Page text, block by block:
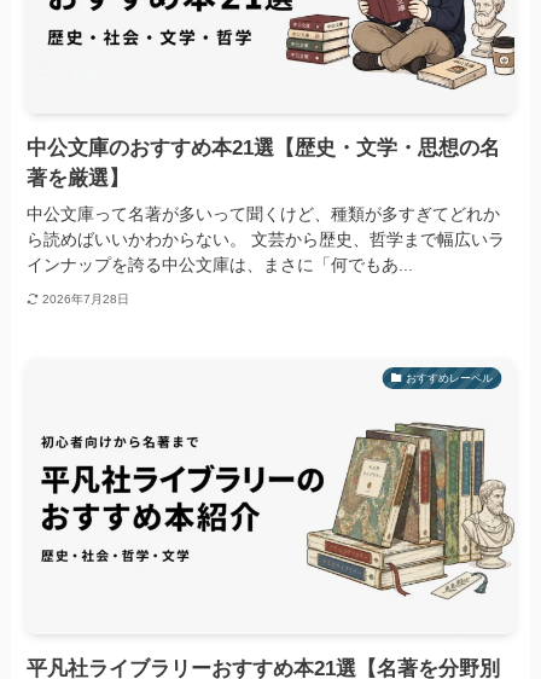
中公文庫のおすすめ本21選【歴史・文学・思想の名
著を厳選】
中公文庫って名著が多いって聞くけど、種類が多すぎてどれか
ら読めばいいかわからない。 文芸から歴史、哲学まで幅広いラ
インナップを誇る中公文庫は、まさに「何でもあ...
2026年7月28日
おすすめレーベル
平凡社ライブラリーおすすめ本21選【名著を分野別